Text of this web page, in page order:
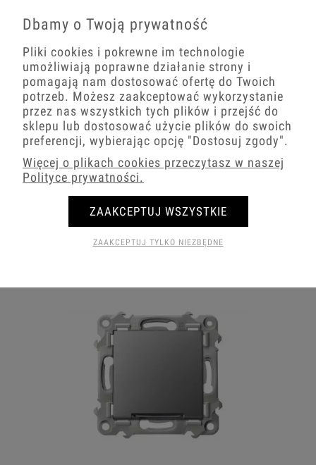
Włączniki szare Ospel Szafir
Dbamy o Twoją prywatność
Pliki cookies i pokrewne im technologie
umożliwiają poprawne działanie strony i
pomagają nam dostosować ofertę do Twoich
potrzeb. Możesz zaakceptować wykorzystanie
przez nas wszystkich tych plików i przejść do
sklepu lub dostosować użycie plików do swoich
preferencji, wybierając opcję "Dostosuj zgody".
Więcej o plikach cookies przeczytasz w naszej
Polityce prywatności.
ZAAKCEPTUJ TYLKO NIEZBĘDNE
ZAAKCEPTUJ WSZYSTKIE